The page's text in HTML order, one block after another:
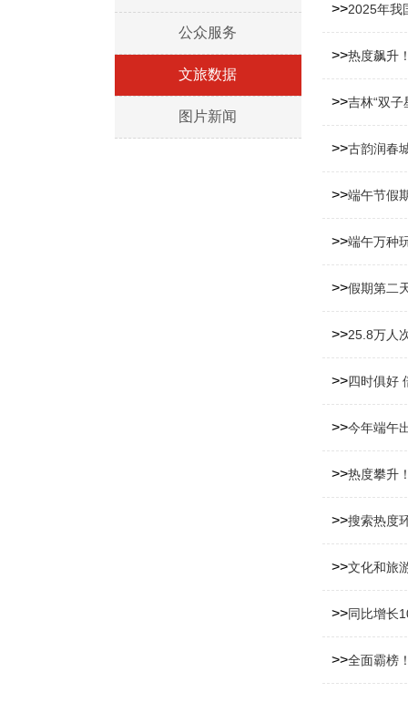
公众服务
文旅数据
图片新闻
>>2025年我
>>热度飙升
>>吉林“双子
>>古韵润春
>>端午节假
>>端午万种
>>假期第二
>>25.8万人
>>四时俱好
>>今年端午
>>热度攀升
>>搜索热度
>>文化和旅
>>同比增长
>>全面霸榜